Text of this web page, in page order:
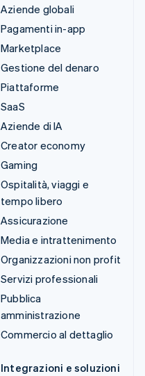
Aziende globali
Pagamenti in-app
Marketplace
Gestione del denaro
Piattaforme
SaaS
Aziende di IA
Creator economy
Gaming
Ospitalità, viaggi e
tempo libero
Assicurazione
Media e intrattenimento
Organizzazioni non profit
Servizi professionali
Pubblica
amministrazione
Commercio al dettaglio
Integrazioni e soluzioni